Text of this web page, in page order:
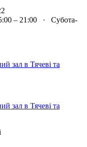
– 21:00 · Субота-